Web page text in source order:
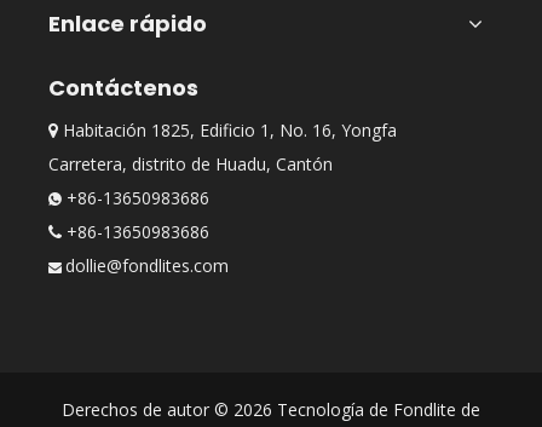
¡Inauguración el 18 de julio!Yandi Scenic Area Light and
Enlace rápido
Contáctenos
 Habitación 1825, Edificio 1, No. 16, Yongfa
Carretera, distrito de Huadu, Cantón
 +86-13650983686
 +86-13650983686
 dollie@fondlites.com
Derechos de autor © 2026 Tecnología de Fondlite de